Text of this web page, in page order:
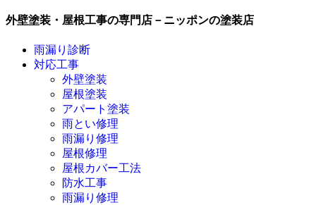
外壁塗装・屋根工事の専門店－ニッポンの塗装店
雨漏り診断
対応工事
外壁塗装
屋根塗装
アパート塗装
雨とい修理
雨漏り修理
屋根修理
屋根カバー工法
防水工事
雨漏り修理